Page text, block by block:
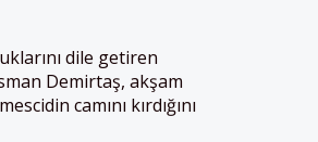
dile getiren
Demirtaş, akşam
camını kırdığını